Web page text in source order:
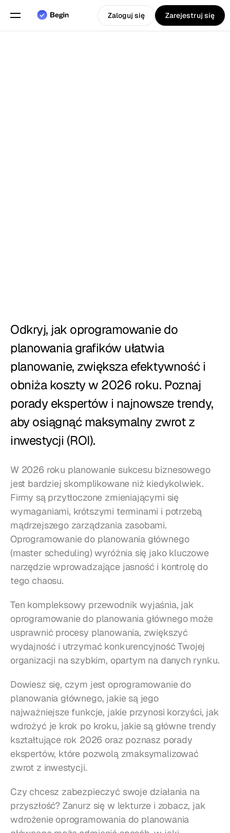
Cennik
Zaloguj się Zarejestruj się
Odkryj, jak oprogramowanie do
planowania grafików ułatwia
planowanie, zwiększa efektywność i
obniża koszty w 2026 roku. Poznaj
porady ekspertów i najnowsze trendy,
aby osiągnąć maksymalny zwrot z
inwestycji (ROI).
W 2026 roku planowanie sukcesu biznesowego
jest bardziej skomplikowane niż kiedykolwiek.
Firmy są przytłoczone zmieniającymi się
wymaganiami, krótszymi terminami i potrzebą
mądrzejszego zarządzania zasobami.
Oprogramowanie do planowania głównego
(master scheduling) wyróżnia się jako kluczowe
narzędzie wprowadzające jasność i kontrolę do
tego chaosu.
Ten kompleksowy przewodnik wyjaśnia, jak
oprogramowanie do planowania głównego może
usprawnić procesy planowania, zwiększyć
wydajność i utrzymać konkurencyjność Twojej
organizacji na szybkim, opartym na danych rynku.
Dowiesz się, czym jest oprogramowanie do
planowania głównego, jakie są jego
najważniejsze funkcje, jakie przynosi korzyści, jak
wdrożyć je krok po kroku, jakie są główne trendy
kształtujące rok 2026 oraz poznasz porady
ekspertów, które pozwolą zmaksymalizować
zwrot z inwestycji.
Czy chcesz zabezpieczyć swoje działania na
przyszłość? Zanurz się w lekturze i zobacz, jak
wdrożenie oprogramowania do planowania